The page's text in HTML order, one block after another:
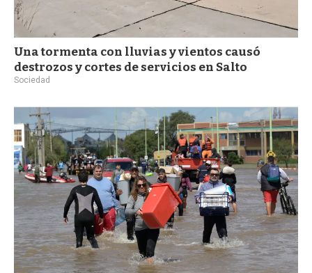
Una tormenta con lluvias y vientos causó
destrozos y cortes de servicios en Salto
Sociedad